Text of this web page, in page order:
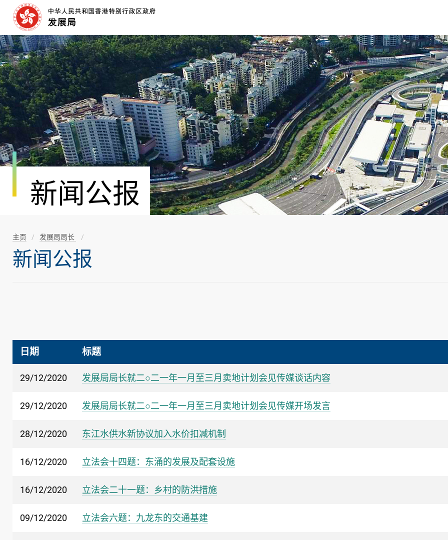
容
开
始
新闻公报
主页 发展局局长
新闻公报
日期 标题
29/12/2020 发展局局长就二○二一年一月至三月卖地计划会见传媒谈话内容
29/12/2020 发展局局长就二○二一年一月至三月卖地计划会见传媒开场发言
28/12/2020 东江水供水新协议加入水价扣减机制
16/12/2020 立法会十四题：东涌的发展及配套设施
16/12/2020 立法会二十一题：乡村的防洪措施
09/12/2020 立法会六题：九龙东的交通基建